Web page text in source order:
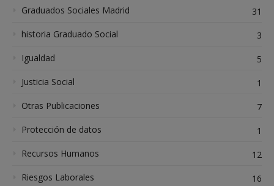
Graduados Sociales Madrid
31
historia Graduado Social
3
Igualdad
5
Justicia Social
1
Otras Publicaciones
7
Protección de datos
1
Recursos Humanos
12
Riesgos Laborales
16